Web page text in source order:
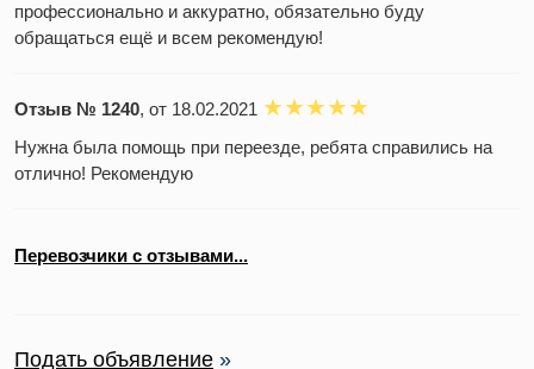
профессионально и аккуратно, обязательно буду
обращаться ещё и всем рекомендую!
Отзыв № 1240, от 18.02.2021
Нужна была помощь при переезде, ребята справились на
отлично! Рекомендую
Перевозчики с отзывами...
Подать объявление »